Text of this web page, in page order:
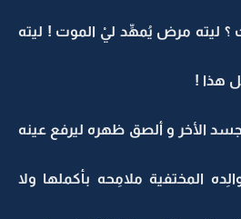
؟ ليته مرض يُمهِّد ليْ الموت ! ليته
هذا !
الأخر و ألصق ظهره ليرفع عينه
المختفية ملامِحه بأكملها ولا